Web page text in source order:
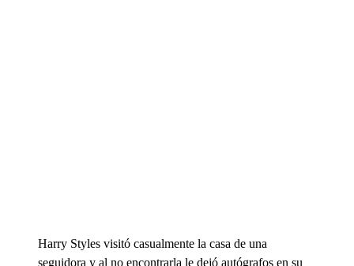
Harry Styles visitó casualmente la casa de una
seguidora y al no encontrarla le dejó autógrafos en su